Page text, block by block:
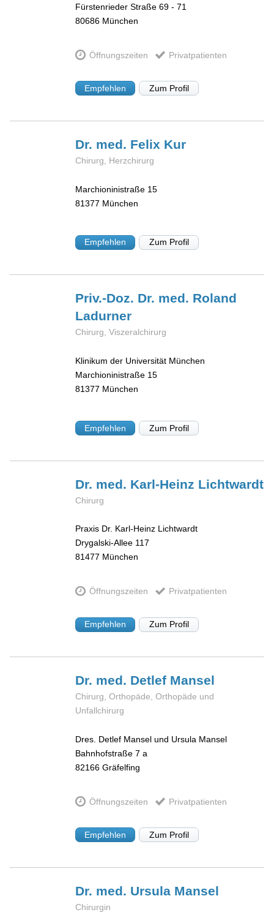
Fürstenrieder Straße 69 - 71
80686 München
Öffnungszeiten Privatpatienten
Empfehlen Zum Profil
Dr. med. Felix Kur
Chirurg, Herzchirurg
Marchioninistraße 15
81377 München
Empfehlen Zum Profil
Priv.-Doz. Dr. med. Roland
Ladurner
Chirurg, Viszeralchirurg
Klinikum der Universität München
Marchioninistraße 15
81377 München
Empfehlen Zum Profil
Dr. med. Karl-Heinz Lichtwardt
Chirurg
Praxis Dr. Karl-Heinz Lichtwardt
Drygalski-Allee 117
81477 München
Öffnungszeiten Privatpatienten
Empfehlen Zum Profil
Dr. med. Detlef Mansel
Chirurg, Orthopäde, Orthopäde und
Unfallchirurg
Dres. Detlef Mansel und Ursula Mansel
Bahnhofstraße 7 a
82166 Gräfelfing
Öffnungszeiten Privatpatienten
Empfehlen Zum Profil
Dr. med. Ursula Mansel
Chirurgin